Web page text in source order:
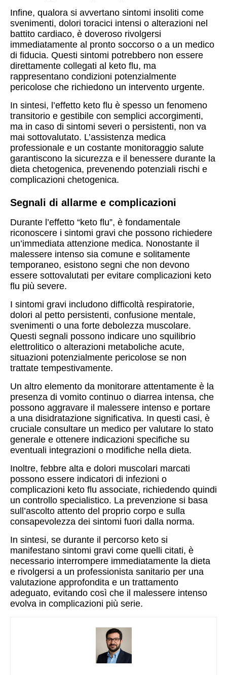
Infine, qualora si avvertano sintomi insoliti come
svenimenti, dolori toracici intensi o alterazioni nel
battito cardiaco, è doveroso rivolgersi
immediatamente al pronto soccorso o a un medico
di fiducia. Questi sintomi potrebbero non essere
direttamente collegati al keto flu, ma
rappresentano condizioni potenzialmente
pericolose che richiedono un intervento urgente.
In sintesi, l’effetto keto flu è spesso un fenomeno
transitorio e gestibile con semplici accorgimenti,
ma in caso di sintomi severi o persistenti, non va
mai sottovalutato. L’assistenza medica
professionale e un costante monitoraggio salute
garantiscono la sicurezza e il benessere durante la
dieta chetogenica, prevenendo potenziali rischi e
complicazioni chetogenica.
Segnali di allarme e complicazioni
Durante l’effetto “keto flu”, è fondamentale
riconoscere i sintomi gravi che possono richiedere
un’immediata attenzione medica. Nonostante il
malessere intenso sia comune e solitamente
temporaneo, esistono segni che non devono
essere sottovalutati per evitare complicazioni keto
flu più severe.
I sintomi gravi includono difficoltà respiratorie,
dolori al petto persistenti, confusione mentale,
svenimenti o una forte debolezza muscolare.
Questi segnali possono indicare uno squilibrio
elettrolitico o alterazioni metaboliche acute,
situazioni potenzialmente pericolose se non
trattate tempestivamente.
Un altro elemento da monitorare attentamente è la
presenza di vomito continuo o diarrea intensa, che
possono aggravare il malessere intenso e portare
a una disidratazione significativa. In questi casi, è
cruciale consultare un medico per valutare lo stato
generale e ottenere indicazioni specifiche su
eventuali integrazioni o modifiche nella dieta.
Inoltre, febbre alta e dolori muscolari marcati
possono essere indicatori di infezioni o
complicazioni keto flu associate, richiedendo quindi
un controllo specialistico. La prevenzione si basa
sull’ascolto attento del proprio corpo e sulla
consapevolezza dei sintomi fuori dalla norma.
In sintesi, se durante il percorso keto si
manifestano sintomi gravi come quelli citati, è
necessario interrompere immediatamente la dieta
e rivolgersi a un professionista sanitario per una
valutazione approfondita e un trattamento
adeguato, evitando così che il malessere intenso
evolva in complicazioni più serie.